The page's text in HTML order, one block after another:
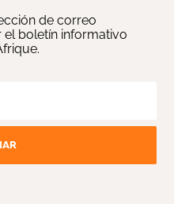
de correo
boletín informativo